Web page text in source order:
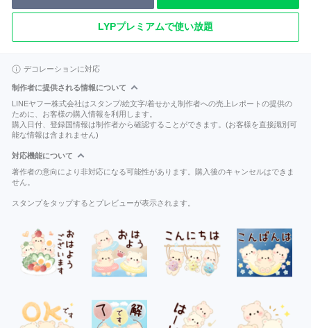
LYPプレミアムで使い放題
デコレーションに対応
制作者に提供される情報について
LINEヤフー株式会社はスタンプ/絵文字/着せかえ制作者への売上レポートの提供の
ために、お客様の購入情報を利用します。
購入日付、登録国情報は制作者から確認することができます。(お客様を直接識別可
能な情報は含まれません)
対応機能について
著作者の意向により非対応になる可能性があります。購入後のキャンセルはできま
せん。
スタンプをタップするとプレビューが表示されます。